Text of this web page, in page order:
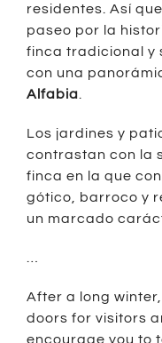
residentes. Así
paseo por la
finca tradicional y
con una
Alfabia.
Los jardines y
contrastan con la
finca en la que
gótico, barroco y
un marcado
…
After a long
doors for visitors
encourage you to